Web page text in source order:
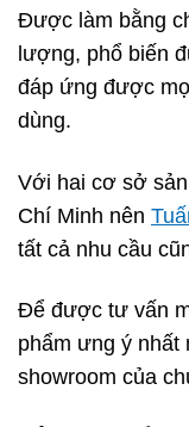
Được làm bằng
lượng, phổ biến
đáp ứng được
dùng.
Với hai cơ sở
Chí Minh nên
tất cả nhu cầu
Để được tư vấn
phẩm ưng ý nhất
showroom của